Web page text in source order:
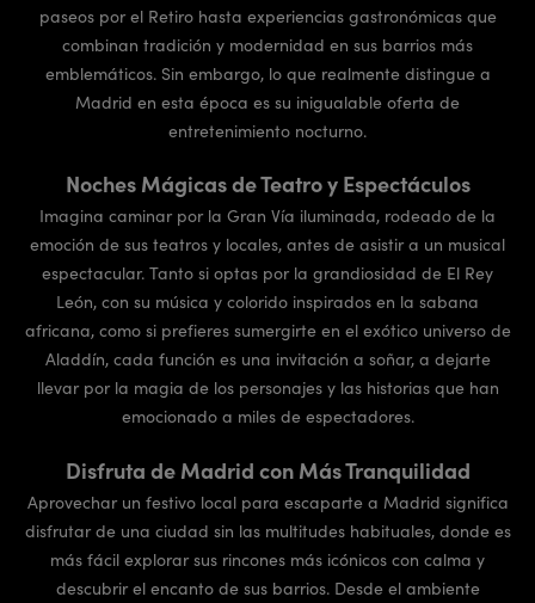
paseos por el Retiro hasta experiencias gastronómicas que
combinan tradición y modernidad en sus barrios más
emblemáticos. Sin embargo, lo que realmente distingue a
Madrid en esta época es su inigualable oferta de
entretenimiento nocturno.
Noches Mágicas de Teatro y Espectáculos
Imagina caminar por la Gran Vía iluminada, rodeado de la
emoción de sus teatros y locales, antes de asistir a un musical
espectacular. Tanto si optas por la grandiosidad de El Rey
León, con su música y colorido inspirados en la sabana
africana, como si prefieres sumergirte en el exótico universo de
Aladdín, cada función es una invitación a soñar, a dejarte
llevar por la magia de los personajes y las historias que han
emocionado a miles de espectadores.
Disfruta de Madrid con Más Tranquilidad
Aprovechar un festivo local para escaparte a Madrid significa
disfrutar de una ciudad sin las multitudes habituales, donde es
más fácil explorar sus rincones más icónicos con calma y
descubrir el encanto de sus barrios. Desde el ambiente